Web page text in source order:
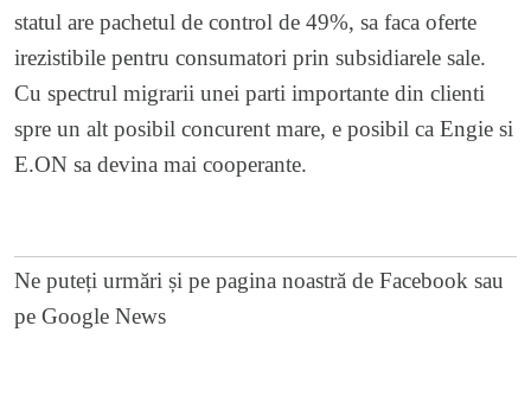
statul are pachetul de control de 49%, sa faca oferte
irezistibile pentru consumatori prin subsidiarele sale.
Cu spectrul migrarii unei parti importante din clienti
spre un alt posibil concurent mare, e posibil ca Engie si
E.ON sa devina mai cooperante.
Ne puteți urmări și pe pagina noastră de Facebook sau
pe Google News